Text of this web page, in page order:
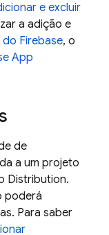
e excluir
a adição e
do Firebase, o
App
de
a um projeto
Distribution.
poderá
Para saber